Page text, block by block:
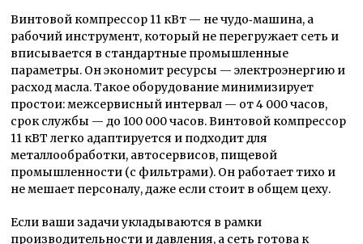
Винтовой компрессор 11 кВт — не чудо‑машина, а
рабочий инструмент, который не перегружает сеть и
вписывается в стандартные промышленные
параметры. Он экономит ресурсы — электроэнергию и
расход масла. Такое оборудование минимизирует
простои: межсервисный интервал — от 4 000 часов,
срок службы — до 100 000 часов. Винтовой компрессор
11 кВТ легко адаптируется и подходит для
металлообработки, автосервисов, пищевой
промышленности (с фильтрами). Он работает тихо и
не мешает персоналу, даже если стоит в общем цеху.
Если ваши задачи укладываются в рамки
производительности и давления, а сеть готова к